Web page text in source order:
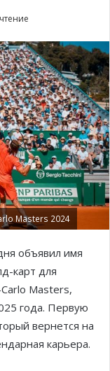
Masters 2024
объявил имя
карт для
Masters,
года. Первую
вернется на
карьера.